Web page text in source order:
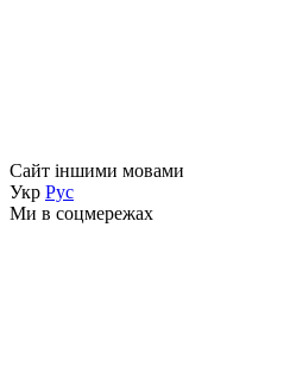
Сайт іншими мовами
Укр Рус
Ми в соцмережах